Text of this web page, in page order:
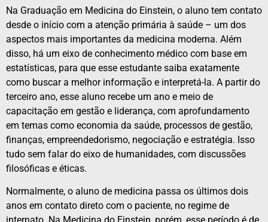
Na Graduação em Medicina do Einstein, o aluno tem contato
desde o início com a atenção primária à saúde – um dos
aspectos mais importantes da medicina moderna. Além
disso, há um eixo de conhecimento médico com base em
estatísticas, para que esse estudante saiba exatamente
como buscar a melhor informação e interpretá-la. A partir do
terceiro ano, esse aluno recebe um ano e meio de
capacitação em gestão e liderança, com aprofundamento
em temas como economia da saúde, processos de gestão,
finanças, empreendedorismo, negociação e estratégia. Isso
tudo sem falar do eixo de humanidades, com discussões
filosóficas e éticas.
Normalmente, o aluno de medicina passa os últimos dois
anos em contato direto com o paciente, no regime de